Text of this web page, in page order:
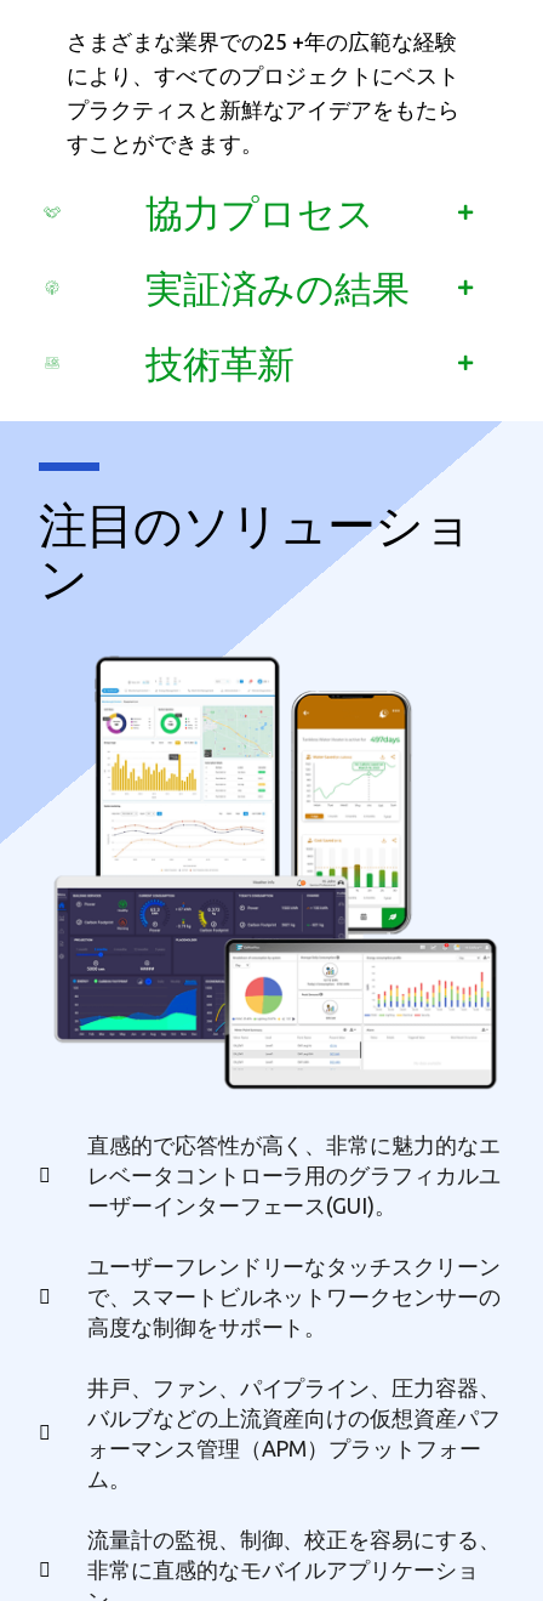
さまざまな業界での25 +年の広範な経験
により、すべてのプロジェクトにベスト
プラクティスと新鮮なアイデアをもたら
すことができます。
協力プロセス
実証済みの結果
技術革新
注目のソリューショ
ン
直感的で応答性が高く、非常に魅力的なエ
レベータコントローラ用のグラフィカルユ
ーザーインターフェース(GUI)。
ユーザーフレンドリーなタッチスクリーン
で、スマートビルネットワークセンサーの
高度な制御をサポート。
井戸、ファン、パイプライン、圧力容器、
バルブなどの上流資産向けの仮想資産パフ
ォーマンス管理（APM）プラットフォー
ム。
流量計の監視、制御、校正を容易にする、
非常に直感的なモバイルアプリケーショ